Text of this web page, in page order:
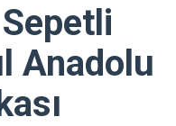
Anadolu